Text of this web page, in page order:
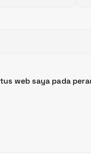
web saya pada